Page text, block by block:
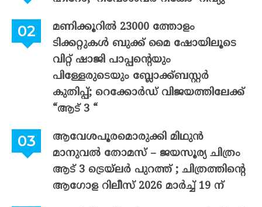
മണിക്കൂറിൽ 23000 ത്തോളം
ടിക്കറ്റുകൾ ബുക്ക് മൈ ഷോയിലൂടെ
വിറ്റ് ഷാജി പാപ്പന്റെയും
പിള്ളേരുടെയും ബ്ലോക്ക്ബസ്റ്റർ
കുതിപ്പ്; റെക്കോർഡ് വിജയത്തിലേക്ക്
“ആട് 3 “
ആവേശപൂരമൊരുക്കി മിഥുൻ
മാനുവൽ തോമസ് – ജയസൂര്യ ചിത്രം
ആട് 3 ട്രെയ്‌ലർ പുറത്ത് ; ചിത്രത്തിന്റെ
ആഗോള റിലീസ് 2026 മാർച്ച് 19 ന്